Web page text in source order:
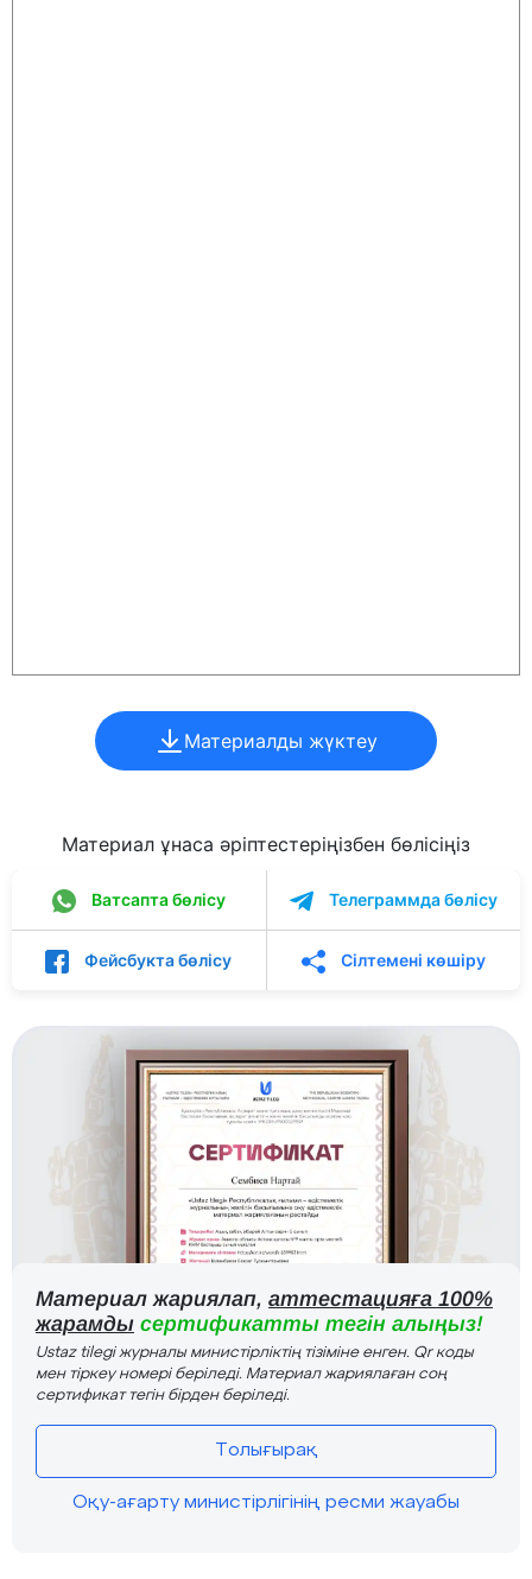
Материалды жүктеу
Материал ұнаса әріптестеріңізбен бөлісіңіз
Ватсапта бөлісу Телеграммда бөлісу
Фейсбукта бөлісу Сілтемені көшіру
Материал жариялап, аттестацияға 100%
жарамды сертификатты тегін алыңыз!
Ustaz tilegi журналы министірліктің тізіміне енген. Qr коды
мен тіркеу номері беріледі. Материал жариялаған соң
сертификат тегін бірден беріледі.
Толығырақ
Оқу-ағарту министірлігінің ресми жауабы